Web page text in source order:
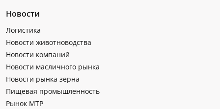
Новости
Логистика
Новости животноводства
Новости компаний
Новости масличного рынка
Новости рынка зерна
Пищевая промышленность
Рынок МТР